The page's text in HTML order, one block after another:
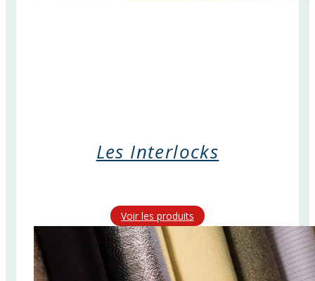
Les Interlocks
Voir les produits